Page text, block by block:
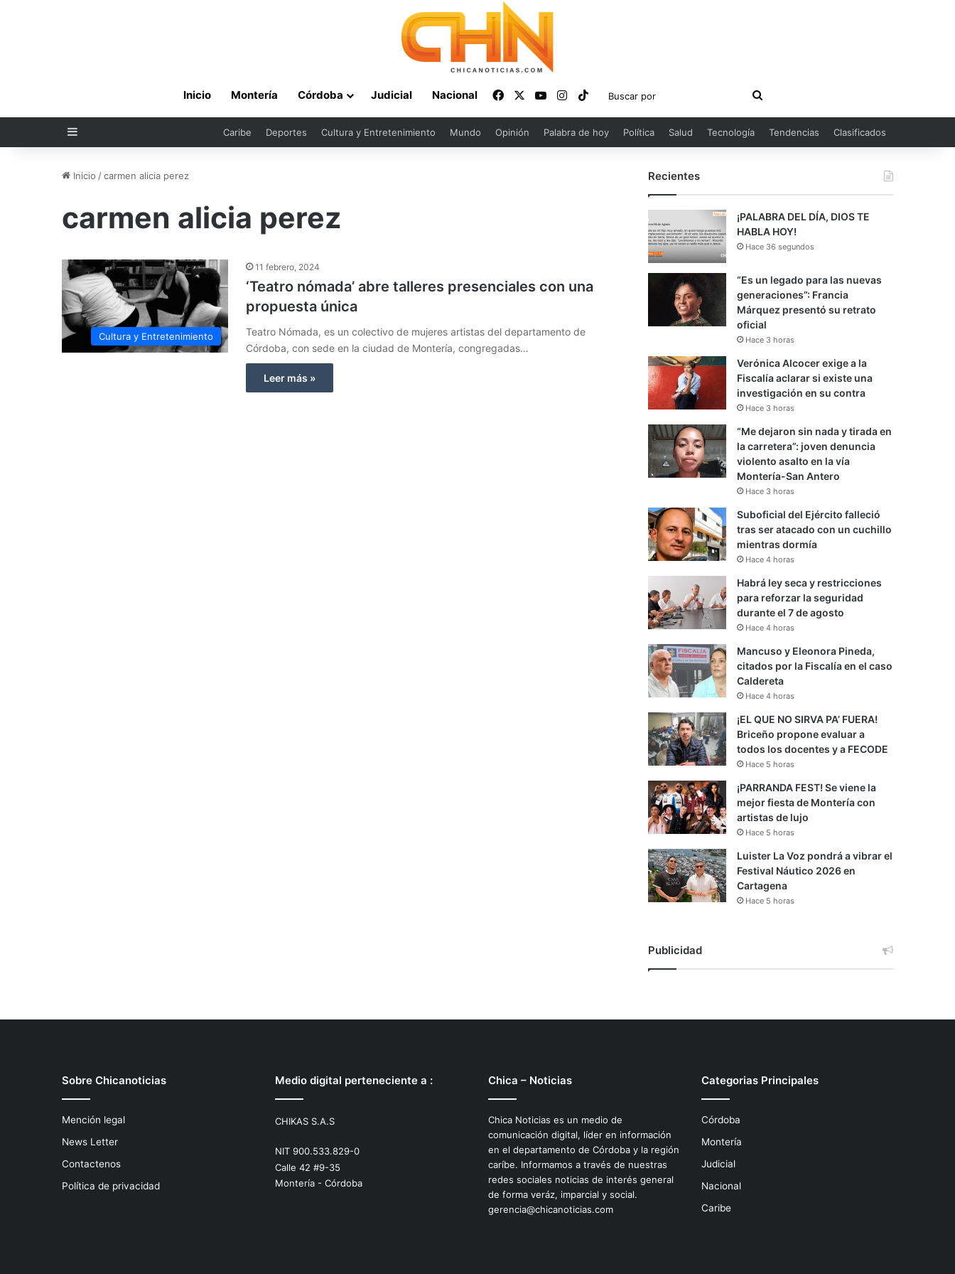
Inicio Montería Córdoba Judicial Nacional FacebookYouTubeInstagram
TikTok
Buscar
por
Sidebar Caribe Deportes Cultura y Entretenimiento Mundo Opinión Palabra de hoy Política Salud Tecnología Tendencias Clasificados
Inicio /carmen alicia perez
carmen alicia perez
Cultura y Entretenimiento
11 febrero, 2024
‘Teatro nómada’ abre talleres presenciales con una
propuesta única
Teatro Nómada, es un colectivo de mujeres artistas del departamento de
Córdoba, con sede en la ciudad de Montería, congregadas…
Leer más »
Recientes
¡PALABRA DEL DÍA, DIOS TE
HABLA HOY!
Hace 36 segundos
“Es un legado para las nuevas
generaciones”: Francia
Márquez presentó su retrato
oficial
Hace 3 horas
Verónica Alcocer exige a la
Fiscalía aclarar si existe una
investigación en su contra
Hace 3 horas
“Me dejaron sin nada y tirada en
la carretera”: joven denuncia
violento asalto en la vía
Montería-San Antero
Hace 3 horas
Suboficial del Ejército falleció
tras ser atacado con un cuchillo
mientras dormía
Hace 4 horas
Habrá ley seca y restricciones
para reforzar la seguridad
durante el 7 de agosto
Hace 4 horas
Mancuso y Eleonora Pineda,
citados por la Fiscalía en el caso
Caldereta
Hace 4 horas
¡EL QUE NO SIRVA PA’ FUERA!
Briceño propone evaluar a
todos los docentes y a FECODE
Hace 5 horas
¡PARRANDA FEST! Se viene la
mejor fiesta de Montería con
artistas de lujo
Hace 5 horas
Luister La Voz pondrá a vibrar el
Festival Náutico 2026 en
Cartagena
Hace 5 horas
Publicidad
Sobre Chicanoticias
Mención legal
News Letter
Contactenos
Política de privacidad
Medio digital perteneciente a :
CHIKAS S.A.S
NIT 900.533.829-0
Calle 42 #9-35
Montería - Córdoba
Chica – Noticias
Chica Noticias es un medio de
comunicación digital, líder en información
en el departamento de Córdoba y la región
caríbe. Informamos a través de nuestras
redes sociales noticias de interés general
de forma veráz, imparcial y social.
gerencia@chicanoticias.com
Categorias Principales
Córdoba
Montería
Judicial
Nacional
Caribe